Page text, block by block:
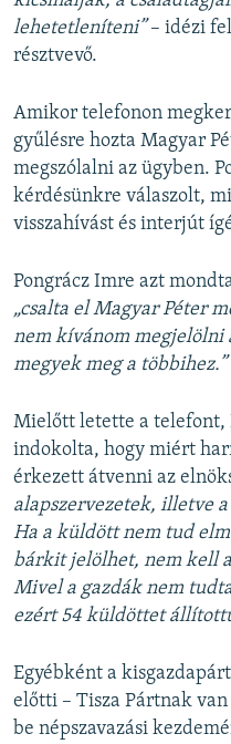
lehetetleníteni”– idézi
résztvevő.
Amikor telefonon
gyűlésre hozta Magyar
megszólalni az ügyben.
kérdésünkre válaszolt,
visszahívást és interjút
Pongrácz Imre azt
„csalta el Magyar Péter
nem kívánom megjelölni
megyek meg a többihez.”
Mielőtt letette a telefont,
indokolta, hogy miért
érkezett átvenni az
alapszervezetek, illetve
Ha a küldött nem tud
bárkit jelölhet, nem kell
Mivel a gazdák nem
ezért 54 küldöttet
Egyébként a
előtti – Tisza Pártnak
be népszavazási